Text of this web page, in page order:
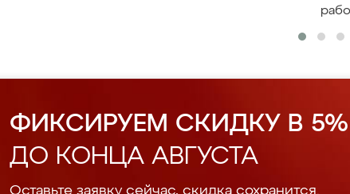
ФИКСИРУЕМ СКИДКУ В 5%
ДО КОНЦА АВГУСТА
Оставьте заявку сейчас, скидка сохранится.